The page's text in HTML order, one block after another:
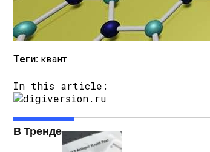
Теги: квант
In this article:
В Тренде